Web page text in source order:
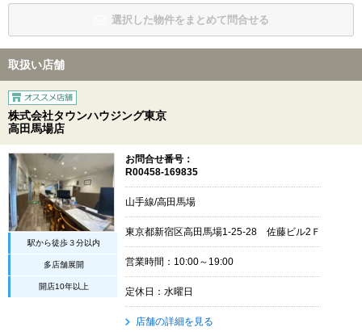
選択した物件をまとめて問合せる
取扱い店舗
株式会社タウンハウジング東京
高田馬場店
駅から徒歩３分以内
多店舗展開
開店10年以上
お問合せ番号：
R00458-169835
山手線/高田馬場
東京都新宿区高田馬場1-25-28 佐藤ビル2Ｆ
営業時間：10:00～19:00
定休日：水曜日
店舗の詳細を見る